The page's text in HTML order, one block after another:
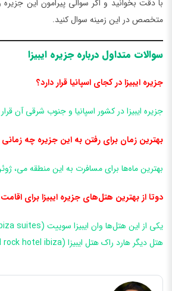
با دقت بخوانید و اگر سوالی پیرامون این جزیره
متخصص در این زمینه سوال کنید.
سوالات متداول درباره جزیره ایبیزا
جزیره ایبیزا در کجای اسپانیا قرار دارد؟
جزیره ایبیزا در کشور اسپانیا و جنوب شرقی آن
بهترین زمان برای رفتن به این جزیره چه
بهترین ماه‌ها برای مسافرت به این منطقه می،
دوتا از بهترین هتل‌های جزیره ایبیزا برای
یکی از این هتل‌ها وان ایبیزا سوییت (one ibiza suites) است.
هتل دیگر هارد راک هتل ایبیزا (hard rock hotel ibiza) است‌.